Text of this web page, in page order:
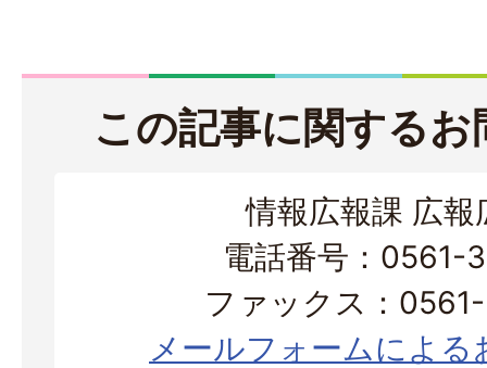
この記事に関する
情報広報課 広報
電話番号：0561-
ファックス：
メールフォームによる